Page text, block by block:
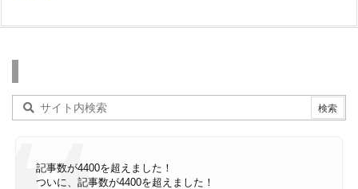
記事数が4400を超えました！
ついに、記事数が4400を超えました！